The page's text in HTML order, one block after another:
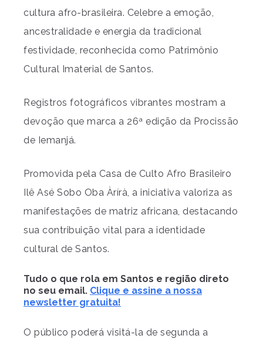
cultura afro-brasileira. Celebre a emoção,
ancestralidade e energia da tradicional
festividade, reconhecida como Patrimônio
Cultural Imaterial de Santos.
Registros fotográficos vibrantes mostram a
devoção que marca a 26ª edição da Procissão
de Iemanjá.
Promovida pela Casa de Culto Afro Brasileiro
Ilê Asé Sobo Oba Àrírà, a iniciativa valoriza as
manifestações de matriz africana, destacando
sua contribuição vital para a identidade
cultural de Santos.
Tudo o que rola em Santos e região direto
no seu email. Clique e assine a nossa
newsletter gratuita!
O público poderá visitá-la de segunda a